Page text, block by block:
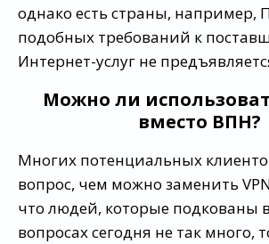
однако есть страны, например,
подобных требований к
Интернет-услуг не
Можно ли
вместо ВПН?
Многих потенциальных
вопрос, чем можно заменить
что людей, которые подкованы
вопросах сегодня не так много,